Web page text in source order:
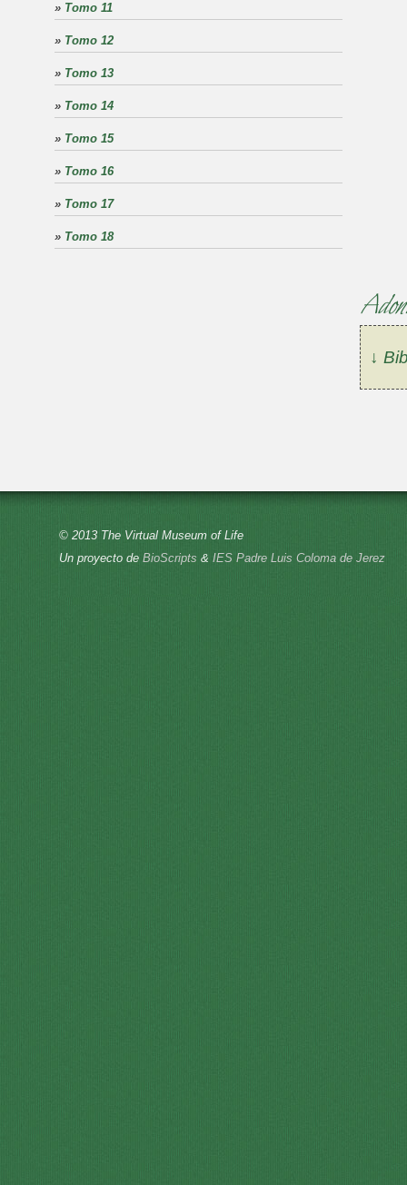
↓
» Tomo 11
» Tomo 12
» Tomo 13
» Tomo 14
» Tomo 15
» Tomo 16
» Tomo 17
» Tomo 18
© 2013 The Virtual Museum of Life
Un proyecto de BioScripts & IES Padre Luis Coloma de Jerez